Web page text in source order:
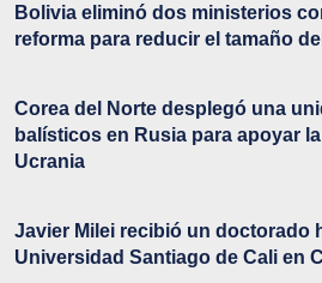
Bolivia eliminó dos ministerios
reforma para reducir el tamaño
Corea del Norte desplegó una
balísticos en Rusia para apoyar
Ucrania
Javier Milei recibió un doctorado
Universidad Santiago de Cali en